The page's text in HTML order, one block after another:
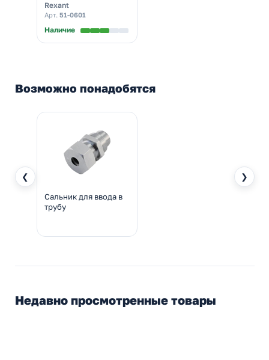
10HTM2-CT (2м/20Вт)
Rexant
Арт. 51-0601
Наличие
Возможно понадобятся
❮ ❯
Сальник для ввода в
трубу
Недавно просмотренные товары